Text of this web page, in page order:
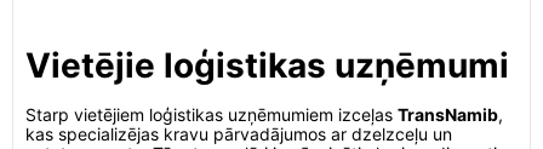
Vietējie loģistikas uzņēmumi
Starp vietējiem loģistikas uzņēmumiem izceļas TransNamib,
kas specializējas kravu pārvadājumos ar dzelzceļu un